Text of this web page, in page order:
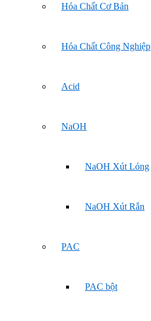
Hóa Chất Cơ Bản
Hóa Chất Công Nghiệp
Acid
NaOH
NaOH Xút Lỏng
NaOH Xút Rắn
PAC
PAC bột